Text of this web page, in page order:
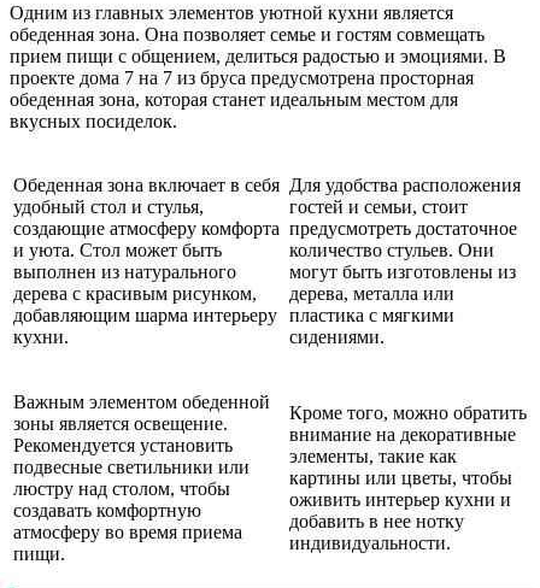
Одним из главных элементов уютной кухни является
обеденная зона. Она позволяет семье и гостям совмещать
прием пищи с общением, делиться радостью и эмоциями. В
проекте дома 7 на 7 из бруса предусмотрена просторная
обеденная зона, которая станет идеальным местом для
вкусных посиделок.
Обеденная зона включает в себя
удобный стол и стулья,
создающие атмосферу комфорта
и уюта. Стол может быть
выполнен из натурального
дерева с красивым рисунком,
добавляющим шарма интерьеру
кухни.
Для удобства расположения
гостей и семьи, стоит
предусмотреть достаточное
количество стульев. Они
могут быть изготовлены из
дерева, металла или
пластика с мягкими
сидениями.
Важным элементом обеденной
зоны является освещение.
Рекомендуется установить
подвесные светильники или
люстру над столом, чтобы
создавать комфортную
атмосферу во время приема
пищи.
Кроме того, можно обратить
внимание на декоративные
элементы, такие как
картины или цветы, чтобы
оживить интерьер кухни и
добавить в нее нотку
индивидуальности.